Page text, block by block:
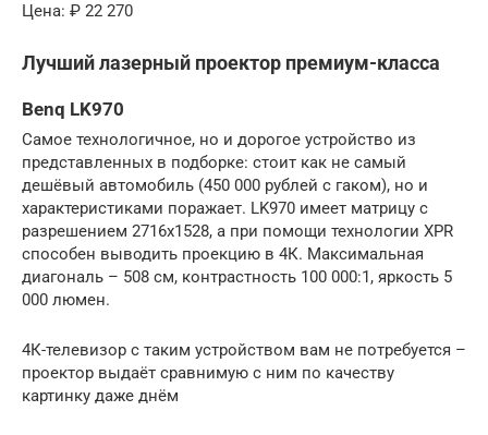
Цена: ₽ 22 270
Лучший лазерный проектор премиум-класса
Benq LK970
Самое технологичное, но и дорогое устройство из
представленных в подборке: стоит как не самый
дешёвый автомобиль (450 000 рублей с гаком), но и
характеристиками поражает. LK970 имеет матрицу с
разрешением 2716х1528, а при помощи технологии XPR
способен выводить проекцию в 4К. Максимальная
диагональ – 508 см, контрастность 100 000:1, яркость 5
000 люмен.
4К-телевизор с таким устройством вам не потребуется –
проектор выдаёт сравнимую с ним по качеству
картинку даже днём